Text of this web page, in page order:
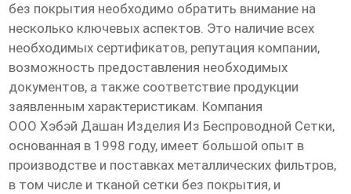
без покрытия необходимо обратить внимание на
несколько ключевых аспектов. Это наличие всех
необходимых сертификатов, репутация компании,
возможность предоставления необходимых
документов, а также соответствие продукции
заявленным характеристикам. Компания
ООО Хэбэй Дашан Изделия Из Беспроводной Сетки,
основанная в 1998 году, имеет большой опыт в
производстве и поставках металлических фильтров,
в том числе и тканой сетки без покрытия, и